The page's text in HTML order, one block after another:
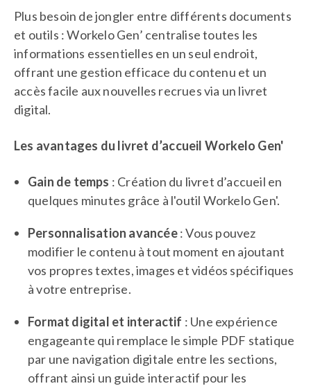
Plus besoin de jongler entre différents documents
et outils : Workelo Gen’ centralise toutes les
informations essentielles en un seul endroit,
offrant une gestion efficace du contenu et un
accès facile aux nouvelles recrues via un livret
digital.
Les avantages du livret d’accueil Workelo Gen'
Gain de temps : Création du livret d’accueil en
quelques minutes grâce à l'outil Workelo Gen'.
Personnalisation avancée: Vous pouvez
modifier le contenu à tout moment en ajoutant
vos propres textes, images et vidéos spécifiques
à votre entreprise.
Format digital et interactif : Une expérience
engageante qui remplace le simple PDF statique
par une navigation digitale entre les sections,
offrant ainsi un guide interactif pour les